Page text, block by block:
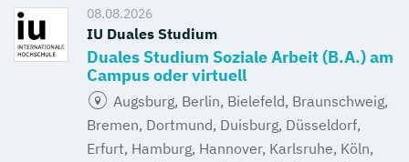
08.08.2026
IU Duales Studium
Duales Studium Soziale Arbeit (B.A.) am
Campus oder virtuell
Augsburg, Berlin, Bielefeld, Braunschweig,
Bremen, Dortmund, Duisburg, Düsseldorf,
Erfurt, Hamburg, Hannover, Karlsruhe, Köln,